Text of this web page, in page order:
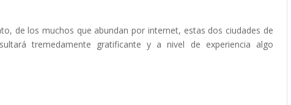
de los muchos que abundan por internet, estas dos ciudades de
tremedamente gratificante y a nivel de experiencia algo